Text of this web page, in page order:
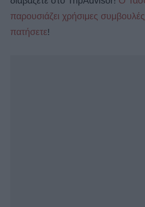
παρουσιάζει χρήσιμες
πατήσετε!